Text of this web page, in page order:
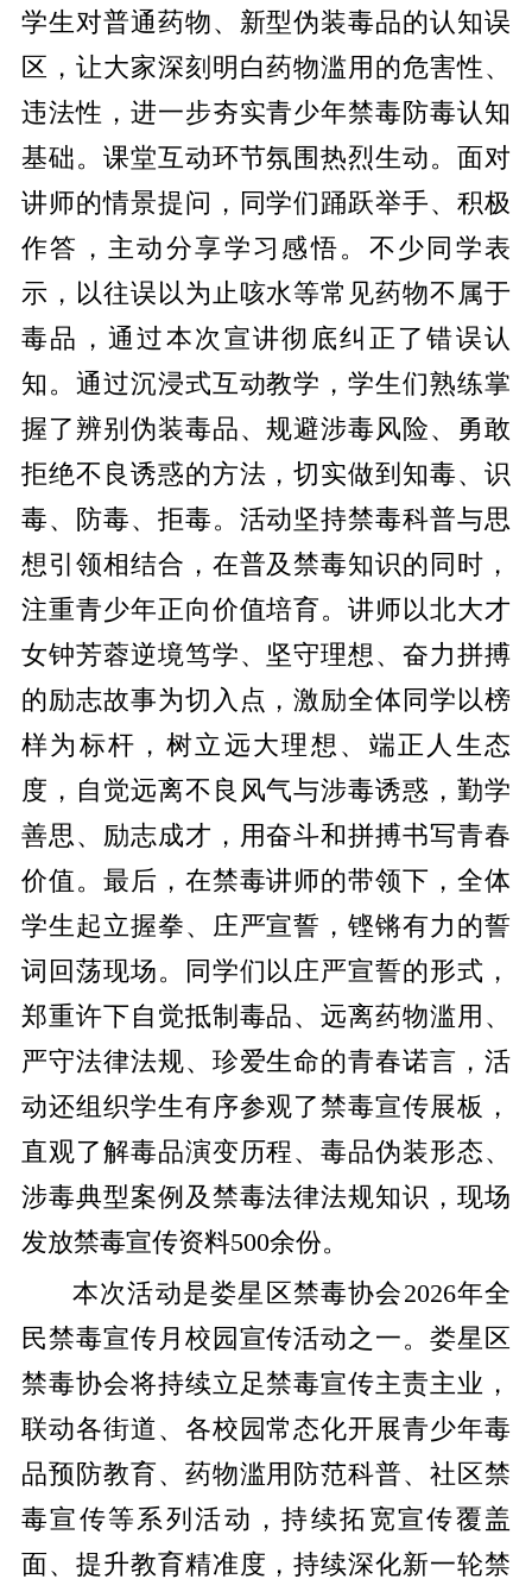
学生对普通药物、新型伪装毒品的认知误
区，让大家深刻明白药物滥用的危害性、
违法性，进一步夯实青少年禁毒防毒认知
基础。课堂互动环节氛围热烈生动。面对
讲师的情景提问，同学们踊跃举手、积极
作答，主动分享学习感悟。不少同学表
示，以往误以为止咳水等常见药物不属于
毒品，通过本次宣讲彻底纠正了错误认
知。通过沉浸式互动教学，学生们熟练掌
握了辨别伪装毒品、规避涉毒风险、勇敢
拒绝不良诱惑的方法，切实做到知毒、识
毒、防毒、拒毒。活动坚持禁毒科普与思
想引领相结合，在普及禁毒知识的同时，
注重青少年正向价值培育。讲师以北大才
女钟芳蓉逆境笃学、坚守理想、奋力拼搏
的励志故事为切入点，激励全体同学以榜
样为标杆，树立远大理想、端正人生态
度，自觉远离不良风气与涉毒诱惑，勤学
善思、励志成才，用奋斗和拼搏书写青春
价值。最后，在禁毒讲师的带领下，全体
学生起立握拳、庄严宣誓，铿锵有力的誓
词回荡现场。同学们以庄严宣誓的形式，
郑重许下自觉抵制毒品、远离药物滥用、
严守法律法规、珍爱生命的青春诺言，活
动还组织学生有序参观了禁毒宣传展板，
直观了解毒品演变历程、毒品伪装形态、
涉毒典型案例及禁毒法律法规知识，现场
发放禁毒宣传资料500余份。
本次活动是娄星区禁毒协会2026年全
民禁毒宣传月校园宣传活动之一。娄星区
禁毒协会将持续立足禁毒宣传主责主业，
联动各街道、各校园常态化开展青少年毒
品预防教育、药物滥用防范科普、社区禁
毒宣传等系列活动，持续拓宽宣传覆盖
面、提升教育精准度，持续深化新一轮禁